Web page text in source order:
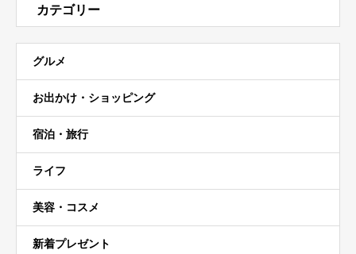
カテゴリー
グルメ
お出かけ・ショッピング
宿泊・旅行
ライフ
美容・コスメ
新着プレゼント